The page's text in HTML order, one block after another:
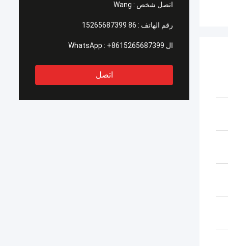
اتصل شخص : Wang
رقم الهاتف : 86 15265687399
ال WhatsApp : +8615265687399
اتصل